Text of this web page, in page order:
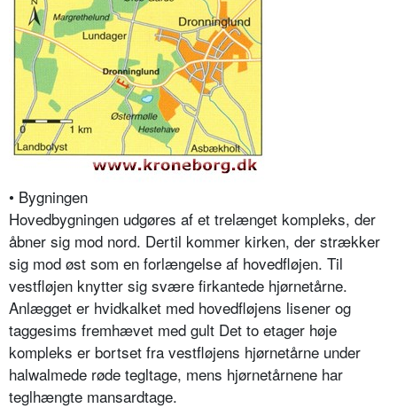
• Bygningen
Hovedbygningen udgøres af et trelænget kompleks, der
åbner sig mod nord. Dertil kommer kirken, der strækker
sig mod øst som en forlængelse af hovedfløjen. Til
vestfløjen knytter sig svære firkantede hjørnetårne.
Anlægget er hvidkalket med hovedfløjens lisener og
taggesims fremhævet med gult Det to etager høje
kompleks er bortset fra vestfløjens hjørnetårne under
halwalmede røde tegltage, mens hjørnetårnene har
teglhængte mansardtage.